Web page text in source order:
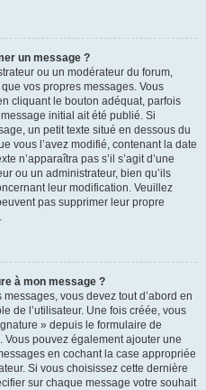
un message ?
ou un modérateur du forum,
vos propres messages. Vous
cliquant le bouton adéquat, parfois
initial ait été publié. Si
un petit texte situé en dessous du
vous l’avez modifié, contenant la date
n’apparaîtra pas s’il s’agit d’une
ou un administrateur, bien qu’ils
leur modification. Veuillez
pas supprimer leur propre
à mon message ?
vous devez tout d’abord en
de l’utilisateur. Une fois créée, vous
» depuis le formulaire de
Vous pouvez également ajouter une
en cochant la case appropriée
Si vous choisissez cette dernière
sur chaque message votre souhait